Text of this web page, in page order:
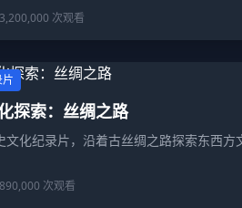
3,200,000 次观看
探索：丝绸之路
文化纪录片，沿着古丝绸之路探索东西方
890,000 次观看